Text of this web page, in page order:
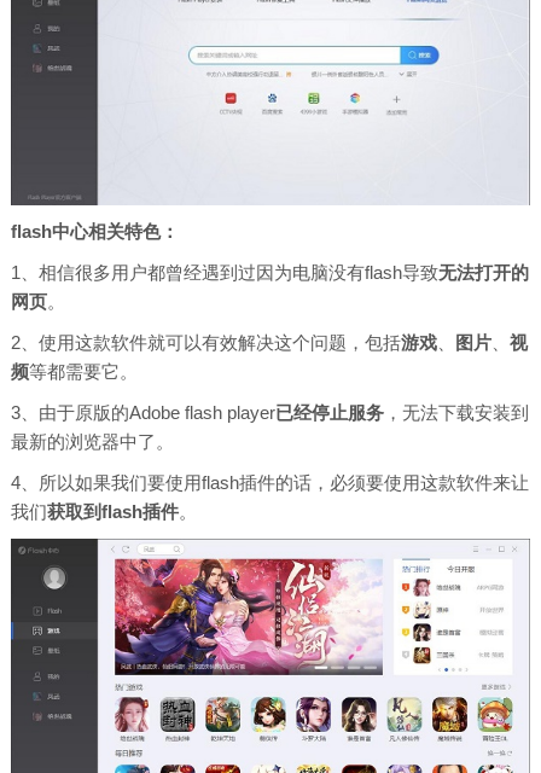
flash中心相关特色：
1、相信很多用户都曾经遇到过因为电脑没有flash导致无法打开的
网页。
2、使用这款软件就可以有效解决这个问题，包括游戏、 图片、 视
频等都需要它。
3、由于原版的Adobe flash player已经停止服务，无法下载安装到
最新的浏览器中了。
4、所以如果我们要使用flash插件的话，必须要使用这款软件来让
我们获取到flash插件。